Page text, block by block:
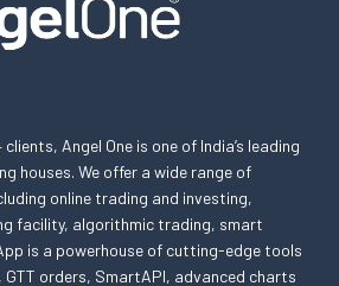
Angel One is one of India’s leading
houses. We offer a wide range of
online trading and investing,
facility, algorithmic trading, smart
is a powerhouse of cutting-edge tools
orders, SmartAPI, advanced charts